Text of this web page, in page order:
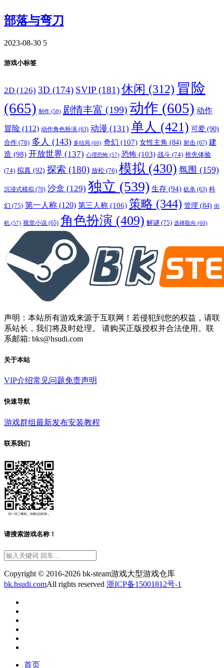
部落与弯刀
2023-08-30 5
游戏小标签
2D (126) 3D (174) SVIP (181)休闲 (312) 冒险
(665) 制作 (58) 剧情丰富 (199) 动作 (605) 动作
冒险 (112) 动作角色扮演 (63) 动漫 (131) 单人 (421) 可爱 (90)
合作 (78) 多人 (143) 多结局 (60) 奇幻 (107) 女性主角 (84) 射击 (67) 建
造 (98) 开放世界 (137) 心理恐怖 (57) 恐怖 (103) 战斗 (74) 抢先体验
(74) 拟真 (92) 探索 (180) 放松 (76) 模拟 (430) 氛围 (159)
沉浸式模拟 (70) 沙盒 (129) 独立 (539) 生存 (94) 砍杀 (63) 科
幻 (75) 第一人称 (120) 第三人称 (106) 策略 (344) 管理 (84) 街
机 (57) 视觉小说 (65) 角色扮演 (409) 解谜 (75) 选择取向 (60)
声明：本站所有游戏来源于互联网！若侵犯到您的权益，请联
系站长，我们将及时处理。 请购买正版授权并合法使用。联
系邮箱: bks@hsudi.com
关于本站
VIP介绍常见问题免责声明
快速导航
游戏群组最新发布安装教程
联系我们
请搜索游戏名称！
Copyright © 2016-2026 bk-steam游戏大型游戏仓库
bk.hsudi.comAll rights reserved 浙ICP备15001812号-1
首页